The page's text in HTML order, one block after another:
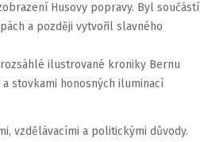
Husovy popravy. Byl součástí
a později vytvořil slavného
ilustrované kroniky Bernu
stovkami honosných iluminací
vzdělávacími a politickými důvody.